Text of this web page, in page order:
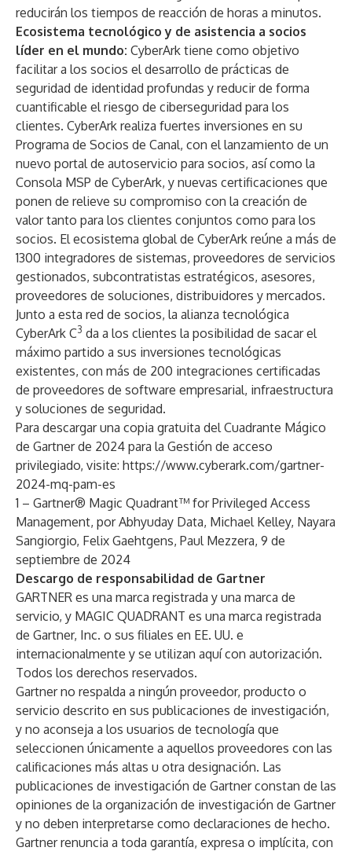
reducirán los tiempos de reacción de horas a minutos.
Ecosistema tecnológico y de asistencia a socios
líder en el mundo: CyberArk tiene como objetivo
facilitar a los socios el desarrollo de prácticas de
seguridad de identidad profundas y reducir de forma
cuantificable el riesgo de ciberseguridad para los
clientes. CyberArk realiza fuertes inversiones en su
Programa de Socios de Canal, con el lanzamiento de un
nuevo portal de autoservicio para socios, así como la
Consola MSP de CyberArk, y nuevas certificaciones que
ponen de relieve su compromiso con la creación de
valor tanto para los clientes conjuntos como para los
socios. El ecosistema global de CyberArk reúne a más de
1300 integradores de sistemas, proveedores de servicios
gestionados, subcontratistas estratégicos, asesores,
proveedores de soluciones, distribuidores y mercados.
Junto a esta red de socios, la alianza tecnológica
CyberArk C3 da a los clientes la posibilidad de sacar el
máximo partido a sus inversiones tecnológicas
existentes, con más de 200 integraciones certificadas
de proveedores de software empresarial, infraestructura
y soluciones de seguridad.
Para descargar una copia gratuita del Cuadrante Mágico
de Gartner de 2024 para la Gestión de acceso
privilegiado, visite: https://www.cyberark.com/gartner-
2024-mq-pam-es
1 – Gartner® Magic Quadrant™ for Privileged Access
Management, por Abhyuday Data, Michael Kelley, Nayara
Sangiorgio, Felix Gaehtgens, Paul Mezzera, 9 de
septiembre de 2024
Descargo de responsabilidad de Gartner
GARTNER es una marca registrada y una marca de
servicio, y MAGIC QUADRANT es una marca registrada
de Gartner, Inc. o sus filiales en EE. UU. e
internacionalmente y se utilizan aquí con autorización.
Todos los derechos reservados.
Gartner no respalda a ningún proveedor, producto o
servicio descrito en sus publicaciones de investigación,
y no aconseja a los usuarios de tecnología que
seleccionen únicamente a aquellos proveedores con las
calificaciones más altas u otra designación. Las
publicaciones de investigación de Gartner constan de las
opiniones de la organización de investigación de Gartner
y no deben interpretarse como declaraciones de hecho.
Gartner renuncia a toda garantía, expresa o implícita, con